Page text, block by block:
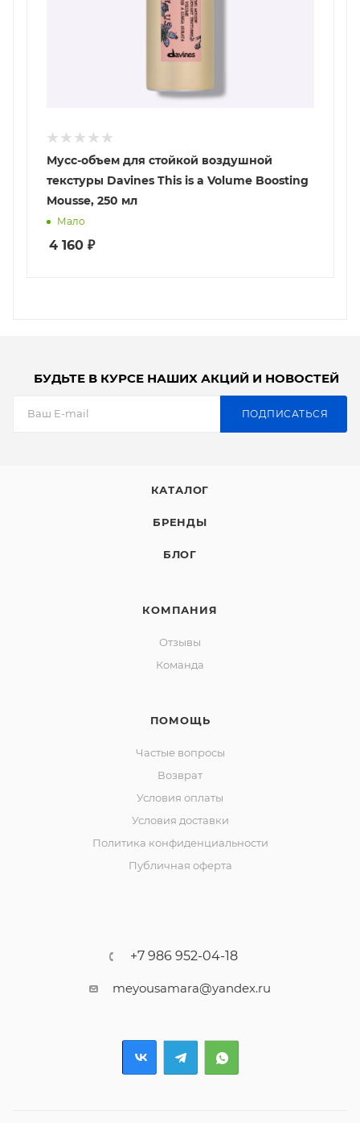
Мусс-объем для стойкой воздушной
текстуры Davines This is a Volume Boosting
Mousse, 250 мл
Мало
4 160 ₽
БУДЬТЕ В КУРСЕ НАШИХ АКЦИЙ И НОВОСТЕЙ
ПОДПИСАТЬСЯ
КАТАЛОГ
БРЕНДЫ
БЛОГ
КОМПАНИЯ
Отзывы
Команда
ПОМОЩЬ
Частые вопросы
Возврат
Условия оплаты
Условия доставки
Политика конфиденциальности
Публичная оферта
+7 986 952-04-18
meyousamara@yandex.ru